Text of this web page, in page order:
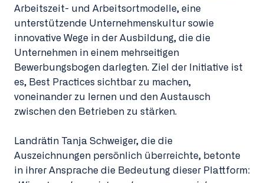
Arbeitszeit- und Arbeitsortmodelle, eine
unterstützende Unternehmenskultur sowie
innovative Wege in der Ausbildung, die die
Unternehmen in einem mehrseitigen
Bewerbungsbogen darlegten. Ziel der Initiative ist
es, Best Practices sichtbar zu machen,
voneinander zu lernen und den Austausch
zwischen den Betrieben zu stärken.
Landrätin Tanja Schweiger, die die
Auszeichnungen persönlich überreichte, betonte
in ihrer Ansprache die Bedeutung dieser Plattform: